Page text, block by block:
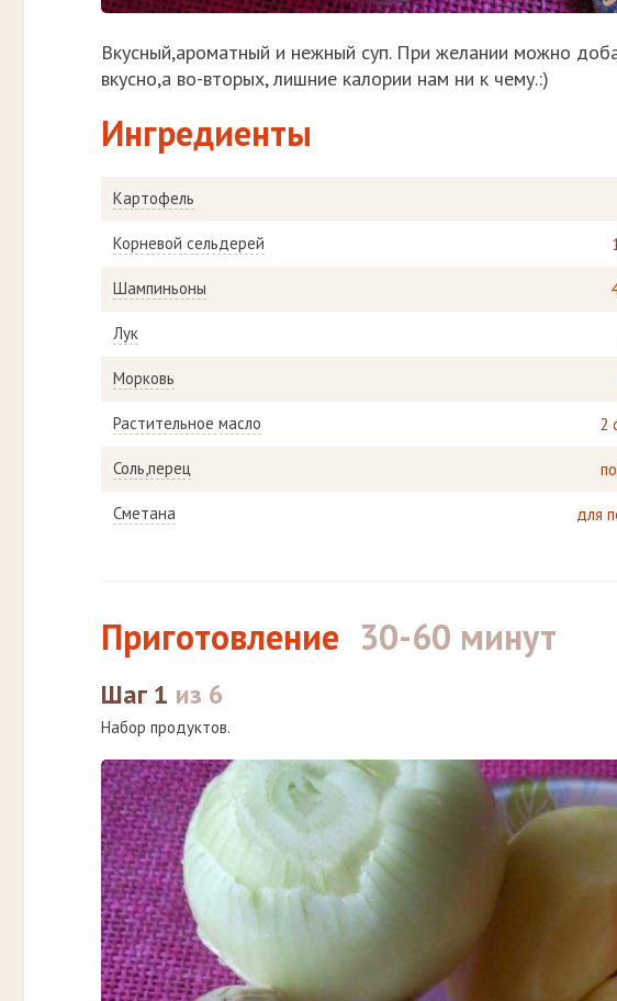
Вкусный,ароматный и нежный суп. При желании можно
вкусно,а во-вторых, лишние калории нам ни к чему.:)
Ингредиенты
Картофель
Корневой сельдерей
Шампиньоны
Лук
Морковь
Растительное масло 2
Соль,перец
Сметана для
Приготовление 30-60 минут
Шаг 1 из 6
Набор продуктов.